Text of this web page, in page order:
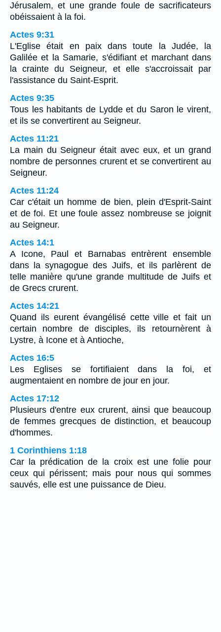
Jérusalem, et une grande foule de sacrificateurs
obéissaient à la foi.
Actes 9:31
L'Eglise était en paix dans toute la Judée, la
Galilée et la Samarie, s'édifiant et marchant dans
la crainte du Seigneur, et elle s'accroissait par
l'assistance du Saint-Esprit.
Actes 9:35
Tous les habitants de Lydde et du Saron le virent,
et ils se convertirent au Seigneur.
Actes 11:21
La main du Seigneur était avec eux, et un grand
nombre de personnes crurent et se convertirent au
Seigneur.
Actes 11:24
Car c'était un homme de bien, plein d'Esprit-Saint
et de foi. Et une foule assez nombreuse se joignit
au Seigneur.
Actes 14:1
A Icone, Paul et Barnabas entrèrent ensemble
dans la synagogue des Juifs, et ils parlèrent de
telle manière qu'une grande multitude de Juifs et
de Grecs crurent.
Actes 14:21
Quand ils eurent évangélisé cette ville et fait un
certain nombre de disciples, ils retournèrent à
Lystre, à Icone et à Antioche,
Actes 16:5
Les Eglises se fortifiaient dans la foi, et
augmentaient en nombre de jour en jour.
Actes 17:12
Plusieurs d'entre eux crurent, ainsi que beaucoup
de femmes grecques de distinction, et beaucoup
d'hommes.
1 Corinthiens 1:18
Car la prédication de la croix est une folie pour
ceux qui périssent; mais pour nous qui sommes
sauvés, elle est une puissance de Dieu.